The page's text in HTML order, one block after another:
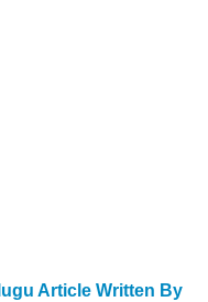
Article Written By